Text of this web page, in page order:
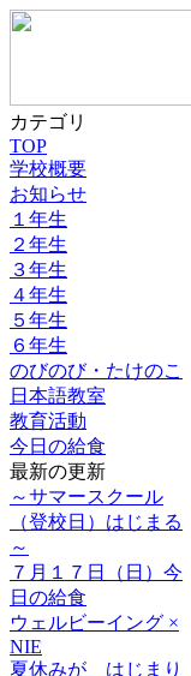
カテゴリ
TOP
学校概要
お知らせ
１年生
２年生
３年生
４年生
５年生
６年生
のびのび・たけのこ
日本語教室
教育活動
今日の給食
最新の更新
～サマースクール
（登校日）はじまる
～
７月１７日（日）今
日の給食
ウェルビーイング ×
NIE
夏休みが はじまり